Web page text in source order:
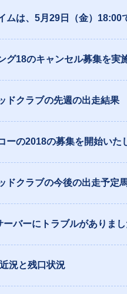
ムは、5月29日（金）18:00
グ18のキャンセル募集を実
ドクラブの先週の出走結果
ーの2018の募集を開始いた
ドクラブの今後の出走予定
ーバーにトラブルがありまし
況と残口状況